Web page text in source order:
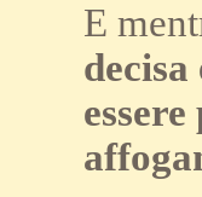
E